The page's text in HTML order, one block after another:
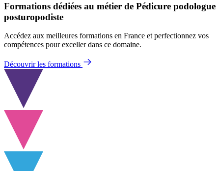
Formations dédiées au métier de Pédicure podologue
posturopodiste
Accédez aux meilleures formations en France et perfectionnez vos
compétences pour exceller dans ce domaine.
Découvrir les formations